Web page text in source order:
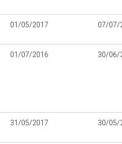
01/05/2017 07/07/
01/07/2016 30/06/
31/05/2017 30/05/